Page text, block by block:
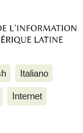
Italiano
Internet